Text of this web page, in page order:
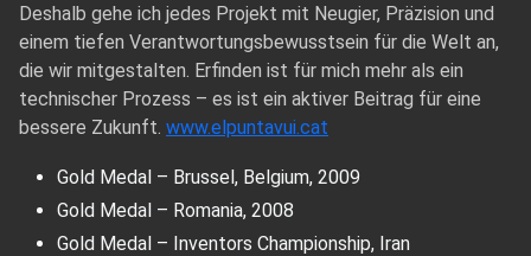
Deshalb gehe ich jedes Projekt mit Neugier, Präzision und
einem tiefen Verantwortungsbewusstsein für die Welt an,
die wir mitgestalten. Erfinden ist für mich mehr als ein
technischer Prozess – es ist ein aktiver Beitrag für eine
bessere Zukunft. www.elpuntavui.cat
Gold Medal – Brussel, Belgium, 2009
Gold Medal – Romania, 2008
Gold Medal – Inventors Championship, Iran